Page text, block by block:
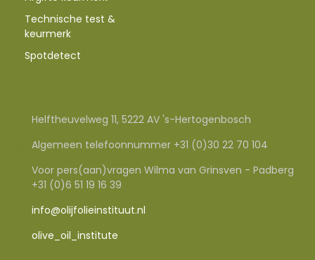
Technische test &
keurmerk
Spotdetect
Helftheuvelweg 11, 5222 AV 's-Hertogenbosch
Algemeen telefoonnummer +31 (0)30 22 70 104
Voor pers(aan)vragen Wilma van Grinsven - Padberg
+31 (0)6 51 19 16 39
info@olijfolieinstituut.nl
olive_oil_institute